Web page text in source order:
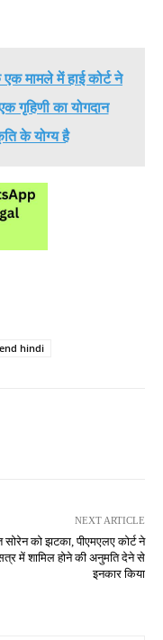
एक मामले में हाई कोर्ट ने
गृहिणी का योगदान
के योग्य है
hindi
NEXT ARTICLE
सोरेन को झटका, पीएमएलए कोर्ट ने
में शामिल होने की अनुमति देने से
इनकार किया